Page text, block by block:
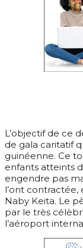
L’objectif de ce
de gala caritatif
guinéenne. Ce
enfants atteints
engendre pas
l’ont contractée,
Naby Keita. Le
par le très
l’aéroport